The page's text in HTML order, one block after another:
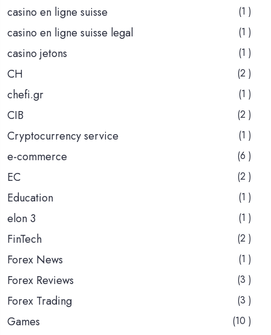
casino en ligne suisse (1 )
casino en ligne suisse legal (1 )
casino jetons (1 )
CH (2 )
chefi.gr (1 )
CIB (2 )
Cryptocurrency service (1 )
e-commerce (6 )
EC (2 )
Education (1 )
elon 3 (1 )
FinTech (2 )
Forex News (1 )
Forex Reviews (3 )
Forex Trading (3 )
Games (10 )